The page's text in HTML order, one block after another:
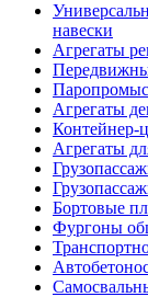
навески
Агрегаты
Агрегаты
Контейнер-
Агрегаты
Бортовые
Фургоны